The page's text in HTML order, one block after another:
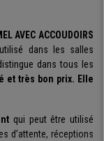
AVEC ACCOUDOIRS
dans les salles
dans tous les
et très bon prix. Elle
qui peut être utilisé
d’attente, réceptions